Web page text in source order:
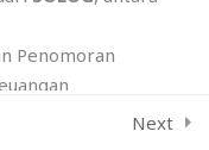
Penomoran
Next